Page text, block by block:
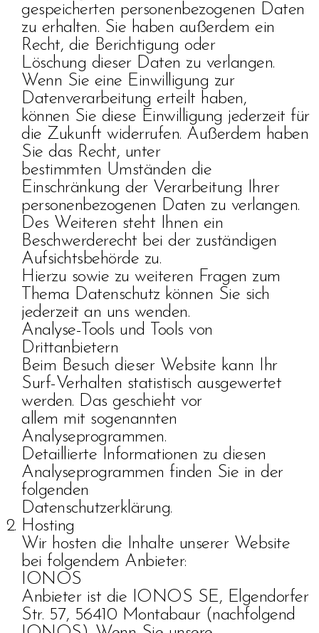
gespeicherten personenbezogenen Daten
zu erhalten. Sie haben außerdem ein
Recht, die Berichtigung oder
Löschung dieser Daten zu verlangen.
Wenn Sie eine Einwilligung zur
Datenverarbeitung erteilt haben,
können Sie diese Einwilligung jederzeit für
die Zukunft widerrufen. Außerdem haben
Sie das Recht, unter
bestimmten Umständen die
Einschränkung der Verarbeitung Ihrer
personenbezogenen Daten zu verlangen.
Des Weiteren steht Ihnen ein
Beschwerderecht bei der zuständigen
Aufsichtsbehörde zu.
Hierzu sowie zu weiteren Fragen zum
Thema Datenschutz können Sie sich
jederzeit an uns wenden.
Analyse-Tools und Tools von
Drittanbietern
Beim Besuch dieser Website kann Ihr
Surf-Verhalten statistisch ausgewertet
werden. Das geschieht vor
allem mit sogenannten
Analyseprogrammen.
Detaillierte Informationen zu diesen
Analyseprogrammen finden Sie in der
folgenden
Datenschutzerklärung.
Hosting
Wir hosten die Inhalte unserer Website
bei folgendem Anbieter:
IONOS
Anbieter ist die IONOS SE, Elgendorfer
Str. 57, 56410 Montabaur (nachfolgend